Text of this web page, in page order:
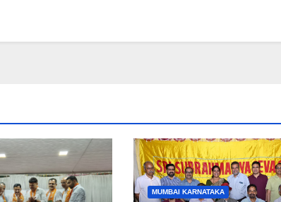
MUMBAI KARNATAKA